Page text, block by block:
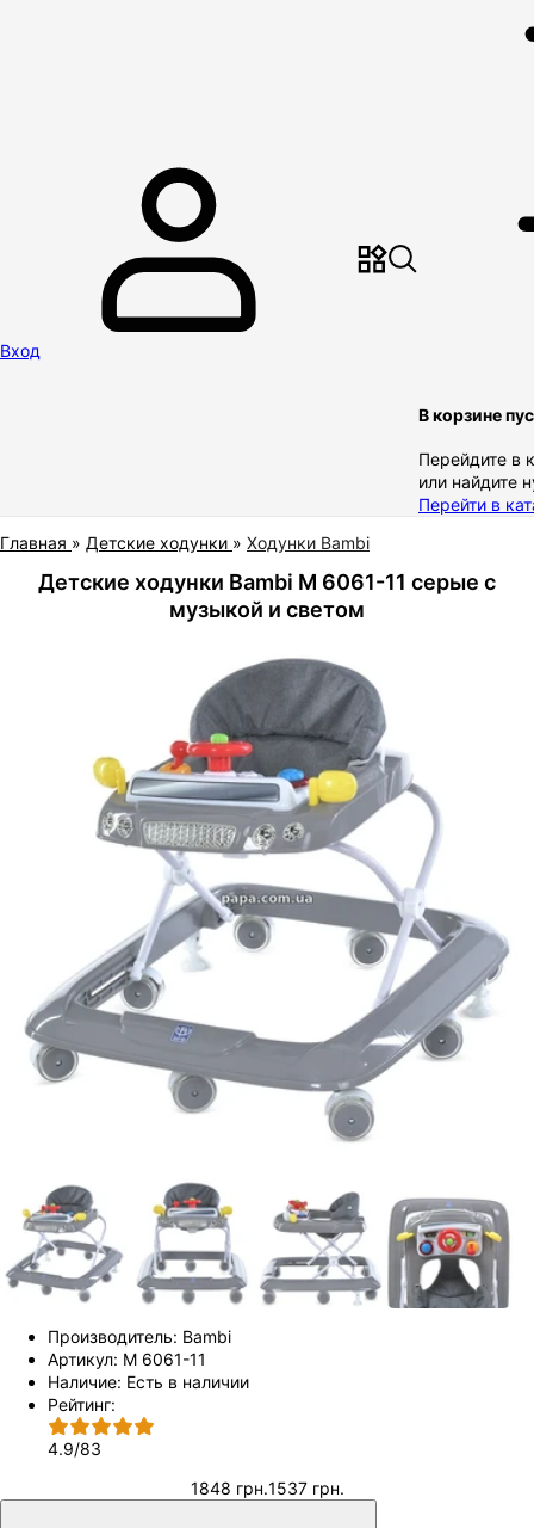
Вход
В корзине
Перейдите в
или найдите
Перейти в
Главная » Детские ходунки » Ходунки Bambi
Детские ходунки Bambi M 6061-11 серые с
музыкой и светом
Производитель: Bambi
Артикул: M 6061-11
Наличие: Есть в наличии
Рейтинг:
4.9/83
1848 грн.1537 грн.